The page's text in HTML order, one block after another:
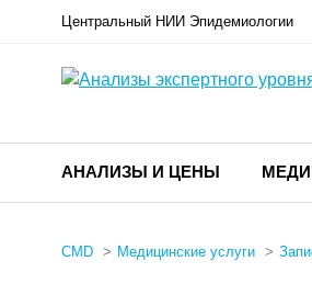
Центральный НИИ Эпидемиологии
АНАЛИЗЫ И ЦЕНЫ
CMD Медицинские услуги